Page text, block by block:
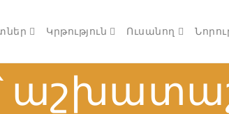
Կրթություն Ուսանող